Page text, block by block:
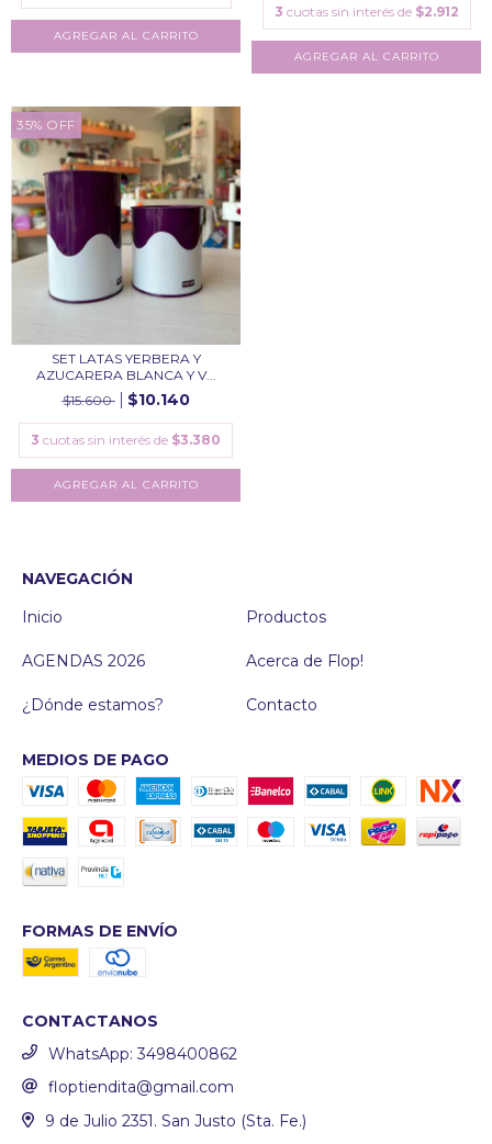
3 cuotas sin interés de $2.912
35% OFF
SET LATAS YERBERA Y
AZUCARERA BLANCA Y V...
$15.600
$10.140
3 cuotas sin interés de $3.380
NAVEGACIÓN
Inicio
Productos
AGENDAS 2026 Acerca de Flop!
¿Dónde estamos? Contacto
MEDIOS DE PAGO
FORMAS DE ENVÍO
CONTACTANOS
WhatsApp: 3498400862
floptiendita@gmail.com
9 de Julio 2351. San Justo (Sta. Fe.)